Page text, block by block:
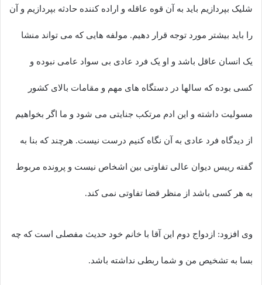
شلیک بپردازیم باید به آن قوه عاقله و اراده کننده حادثه بپردازیم و آن
را باید بیشتر مورد توجه قرار دهیم. مولفه هایی که می تواند منشا
یک انسان عاقل باشد و او یک فرد عادی بی سواد عامی نبوده و
کسی بوده که سالها در دستگاه های مهم و مقامات بالای کشور
مسولیت داشته و این ادم مرتکب جنایتی می شود و ما اگر بخواهیم
از دیدگاه فرد عادی به آن نگاه کنیم درست نیست. هرچند که بنا به
گفته رییس دیوان عالی تفاوتی بین اشخاص نیست و پرونده مربوط
به هر کسی باشد از منظر قضا تفاوتی نمی کند.
وی افزود: ازدواج دوم این آقا با خانم خود حدیث مفصلی است که چه
بسا به تشخیص من و شما ربطی نداشته باشد.